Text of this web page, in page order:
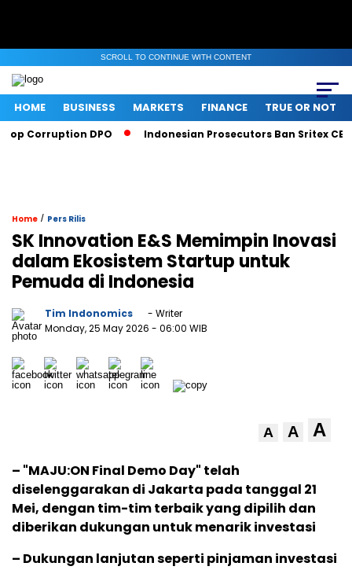
SCROLL TO CONTINUE WITH CONTENT
HOME BUSINESS MARKETS FINANCE TRUE OR NOT
DPO Indonesian Prosecutors Ban Sritex CEO From
Home / Pers Rilis
SK Innovation E&S Memimpin Inovasi
dalam Ekosistem Startup untuk
Pemuda di Indonesia
Tim Indonomics
- Writer
Monday, 25 May 2026 - 06:00 WIB
A A A
– "MAJU:ON Final Demo Day" telah
diselenggarakan di Jakarta pada tanggal 21
Mei, dengan tim-tim terbaik yang dipilih dan
diberikan dukungan untuk menarik investasi
– Dukungan lanjutan seperti pinjaman investasi